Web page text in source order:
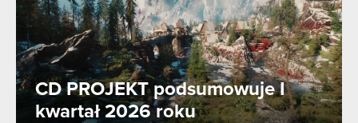
CD PROJEKT podsumowuje I
kwartał 2026 roku